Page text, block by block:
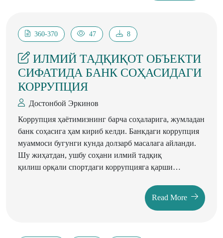
360-370 47 8
ИЛМИЙ ТАДҚИҚОТ ОБЪЕКТИ
СИФАТИДА БАНК СОҲАСИДАГИ
КОРРУПЦИЯ
Достонбой Эркинов
Коррупция ҳаётимизнинг барча соҳаларига, жумладан
банк соҳасига ҳам кириб келди. Банкдаги коррупция
муаммоси бугунги кунда долзарб масалага айланди.
Шу жиҳатдан, ушбу соҳани илмий тадқиқ
қилиш орқали спортдаги коррупцияга қарши
услубиётлар ва тавсиялар ишлаб чиқиш ва уларни
амалиётга оқилона жорий этиш муҳим
Read More